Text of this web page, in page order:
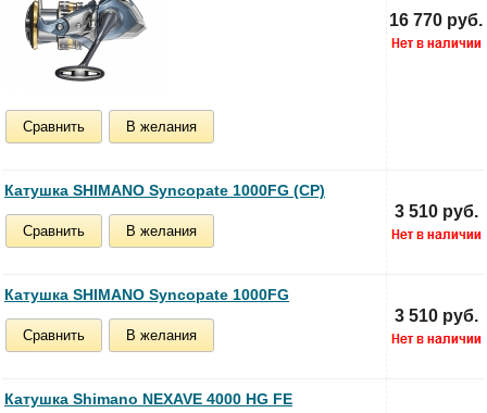
Сравнить В желания
16 770 руб.
Катушка SHIMANO Syncopate 1000FG (CP)
Сравнить В желания
3 510 руб.
Катушка SHIMANO Syncopate 1000FG
Сравнить В желания
3 510 руб.
Катушка Shimano NEXAVE 4000 HG FE